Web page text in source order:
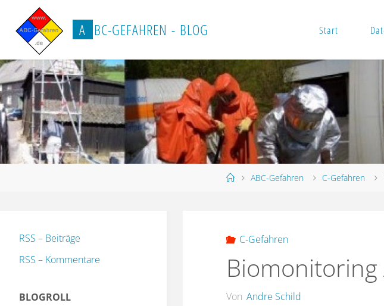
Inhalt
springen
A BC-GEFAHREN - BLOG Start
StartABC-Gefahren C-Gefahren
C-Gefahren
Von Andre Schild
RSS – Beiträge
RSS – Kommentare
BLOGROLL